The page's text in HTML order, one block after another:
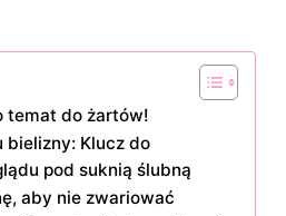
temat do żartów!
bielizny: Klucz do
pod suknią ślubną
aby nie zwariować